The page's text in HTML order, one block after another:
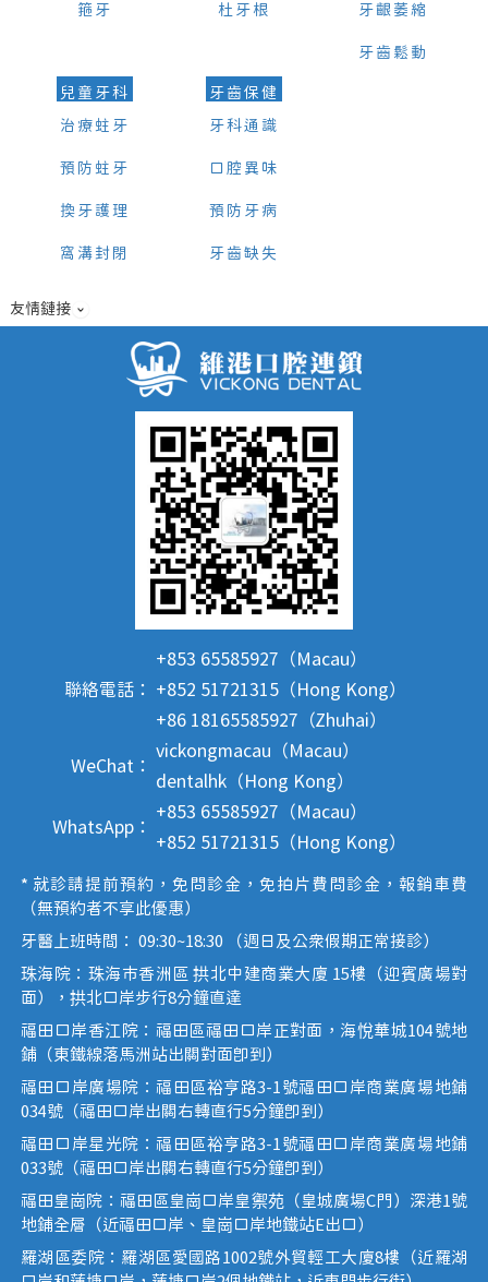
箍牙 杜牙根 牙齦萎縮
牙齒鬆動
兒童牙科
治療蛀牙
預防蛀牙
換牙護理
窩溝封閉
牙齒保健
牙科通識
口腔異味
預防牙病
牙齒缺失
友情鏈接
聯絡電話：
+853 65585927（Macau）
+852 51721315（Hong Kong）
+86 18165585927（Zhuhai）
WeChat：
vickongmacau（Macau）
dentalhk（Hong Kong）
WhatsApp：
+853 65585927（Macau）
+852 51721315（Hong Kong）
* 就診請提前預約，免問診金，免拍片費問診金，報銷車費
（無預約者不享此優惠）
牙醫上班時間： 09:30~18:30 （週日及公眾假期正常接診）
珠海院：珠海市香洲區 拱北中建商業大廈 15樓（迎賓廣場對
面），拱北口岸步行8分鐘直達
福田口岸香江院：福田區福田口岸正對面，海悅華城104號地
鋪（東鐵線落馬洲站出關對面即到）
福田口岸廣場院：福田區裕亨路3-1號福田口岸商業廣場地鋪
034號（福田口岸出關右轉直行5分鐘即到）
福田口岸星光院：福田區裕亨路3-1號福田口岸商業廣場地鋪
033號（福田口岸出關右轉直行5分鐘即到）
福田皇崗院：福田區皇崗口岸皇禦苑（皇城廣場C門）深港1號
地鋪全層（近福田口岸、皇崗口岸地鐵站E出口）
羅湖區委院：羅湖區愛國路1002號外貿輕工大廈8樓（近羅湖